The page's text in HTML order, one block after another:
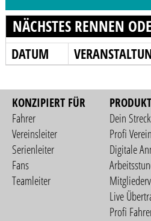
NÄCHSTES RENNEN
DATUM
KONZIPIERT FÜR
Fahrer
Vereinsleiter
Serienleiter
Fans
Teamleiter
Dein
Profi
Digitale
Live
Profi